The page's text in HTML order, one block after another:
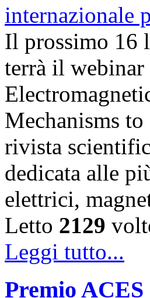
Il prossimo 16
terrà il
Mechanisms
rivista
dedicata alle
elettrici,
Letto 2129
Leggi tutto...
Premio ACES